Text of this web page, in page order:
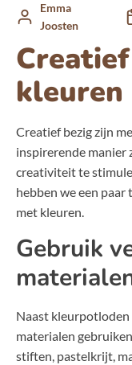
Emma
Joosten
kleuren
Creatief bezig zijn
inspirerende manier
creativiteit te
hebben we een paar
met kleuren.
Gebruik
Naast kleurpotloden
materialen
stiften, pastelkrijt,